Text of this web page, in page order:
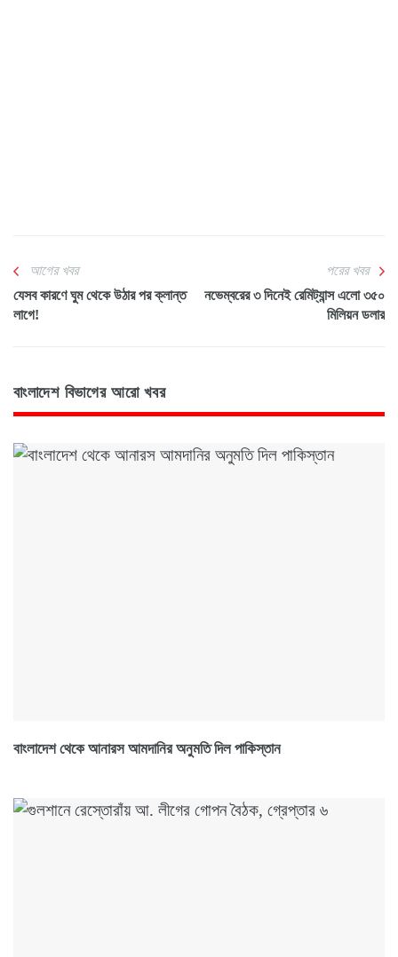
আগের খবর
যেসব কারণে ঘুম থেকে উঠার পর ক্লান্ত
লাগে!
পরের খবর
নভেম্বরের ৩ দিনেই রেমিট্যান্স এলো ৩৫০
মিলিয়ন ডলার
বাংলাদেশ বিভাগের আরো খবর
বাংলাদেশ থেকে আনারস আমদানির অনুমতি দিল পাকিস্তান